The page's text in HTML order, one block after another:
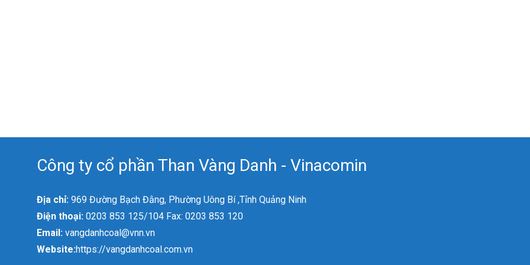
Công ty cổ phần Than Vàng Danh - Vinacomin
Địa chỉ: 969 Đường Bạch Đằng, Phường Uông Bí ,Tỉnh Quảng Ninh
Điện thoại: 0203 853 125/104 Fax: 0203 853 120
Email: vangdanhcoal@vnn.vn
Website:https://vangdanhcoal.com.vn